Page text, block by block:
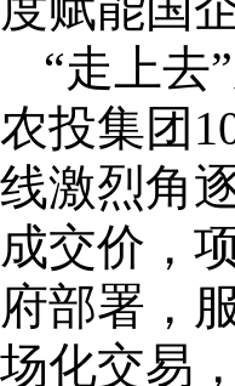
“走上去
农投集团
线激烈角
成交价，
府部署，
场化交易